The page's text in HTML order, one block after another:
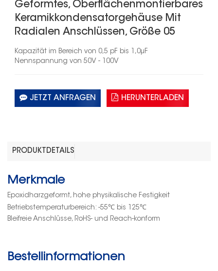
Geformtes, Oberflächenmontierbares
Keramikkondensatorgehäuse Mit
Radialen Anschlüssen, Größe 05
Kapazität im Bereich von 0,5 pF bis 1,0μF
Nennspannung von 50V - 100V
JETZT ANFRAGEN HERUNTERLADEN
PRODUKTDETAILS
Merkmale
Epoxidharzgeformt, hohe physikalische Festigkeit
Betriebstemperaturbereich: -55℃ bis 125℃
Bleifreie Anschlüsse, RoHS- und Reach-konform
Bestellinformationen